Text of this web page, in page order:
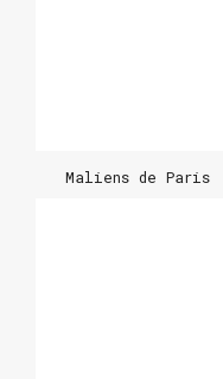
Maliens de Paris